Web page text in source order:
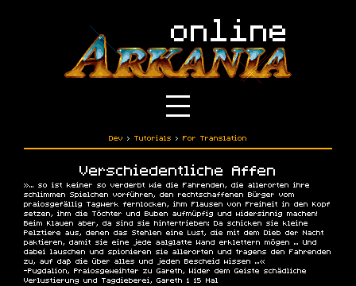
Dev › Tutorials › For Translation
Verschiedentliche Affen
»... so ist keiner so verderbt wie die Fahrenden, die allerorten ihre
schlimmen Spielchen vorführen, den rechtschaffenen Bürger vom
praiosgefällig Tagwerk fernlocken, ihm Flausen von Freiheit in den Kopf
setzen, ihm die Töchter und Buben aufmüpfig und widersinnig machen!
Beim Klauen aber, da sind sie hintertrieben: Da schicken sie kleine
Pelztiere aus, denen das Stehlen eine Lust, die mit dem Dieb der Nacht
paktieren, damit sie eine jede aalglatte Wand erklettern mögen ... Und
dabei lauschen und spionieren sie allerorten und tragens den Fahrenden
zu, auf daß die über alles und jeden Bescheid wissen ...«
-Pugdalion, Praiosgeweihter zu Gareth, Wider dem Geiste schädliche
Verlustierung und Tagdieberei, Gareth 1 15 Hal